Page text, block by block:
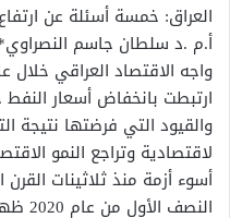
العراق: خمسة أسئلة عن
أ.م .د سلطان جاسم
والقيود التي فرضتها نتيجة
لاقتصادية وتراجع النمو
أسوء أزمة منذ ثلاثينات